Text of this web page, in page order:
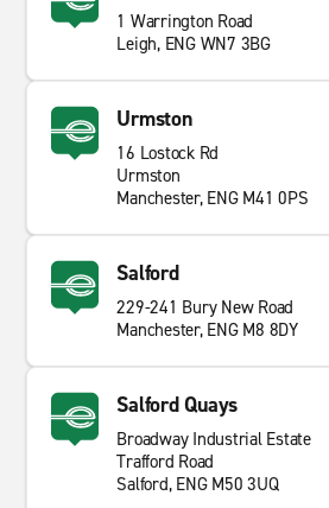
der Stadt führen schnell in Täler,
Moorgebiete. Fahrer, die auf
fahren, finden oft das Beste, was
hat.
1 Warrington Road
Leigh, ENG WN7 3BG
Urmston
16 Lostock Rd
Urmston
Manchester, ENG M41 0PS
Salford
229-241 Bury New Road
Manchester, ENG M8 8DY
Salford Quays
Broadway Industrial Estate
Trafford Road
Salford, ENG M50 3UQ